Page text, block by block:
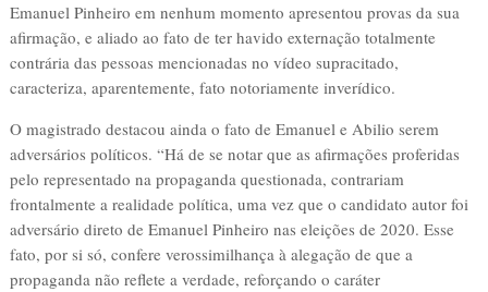
Emanuel Pinheiro em nenhum momento apresentou provas da sua
afirmação, e aliado ao fato de ter havido externação totalmente
contrária das pessoas mencionadas no vídeo supracitado,
caracteriza, aparentemente, fato notoriamente inverídico.
O magistrado destacou ainda o fato de Emanuel e Abilio serem
adversários políticos. “Há de se notar que as afirmações proferidas
pelo representado na propaganda questionada, contrariam
frontalmente a realidade política, uma vez que o candidato autor foi
adversário direto de Emanuel Pinheiro nas eleições de 2020. Esse
fato, por si só, confere verossimilhança à alegação de que a
propaganda não reflete a verdade, reforçando o caráter